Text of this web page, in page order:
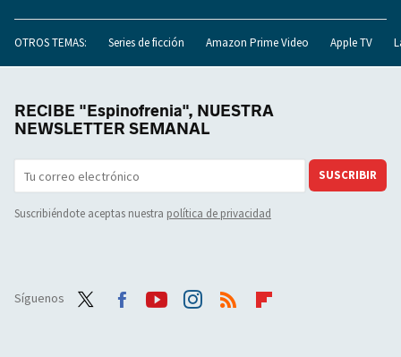
OTROS TEMAS: Series de ficción Amazon Prime Video Apple TV
RECIBE "Espinofrenia", NUESTRA
NEWSLETTER SEMANAL
SUSCRIBIR
Suscribiéndote aceptas nuestra política de privacidad
Síguenos